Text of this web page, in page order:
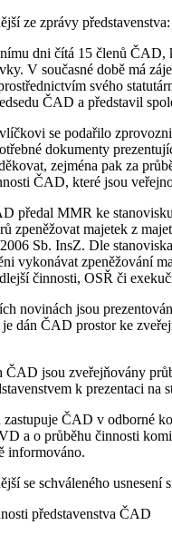
ze zprávy představenstva:
dni čítá 15 členů ČAD,
V současné době má
svého
ČAD a představil
se podařilo
dokumenty
zejména pak za
ČAD, které jsou
předal MMR ke
zpeněžovat majetek z
Sb. InsZ. Dle
vykonávat zpeněžování
činnosti, OSŘ či
novinách jsou
je dán ČAD prostor ke
ČAD jsou zveřejňovány
k prezentaci na
zastupuje ČAD v odborné
a o průběhu činnosti
informováno.
se schváleného usnesení
představenstva ČAD